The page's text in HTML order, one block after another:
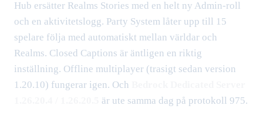
Hub ersätter Realms Stories med en helt ny Admin-roll
och en aktivitetslogg. Party System låter upp till 15
spelare följa med automatiskt mellan världar och
Realms. Closed Captions är äntligen en riktig
inställning. Offline multiplayer (trasigt sedan version
1.20.10) fungerar igen. Och
är ute samma dag på protokoll 975.